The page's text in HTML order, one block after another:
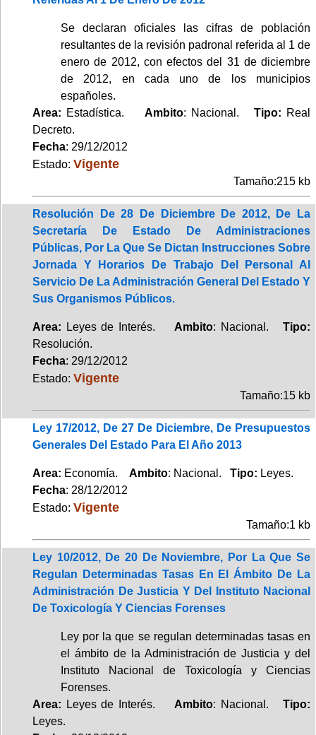
Se declaran oficiales las cifras de población
resultantes de la revisión padronal referida al 1 de
enero de 2012, con efectos del 31 de diciembre
de 2012, en cada uno de los municipios
españoles.
Area: Estadística. Ambito: Nacional. Tipo: Real
Decreto.
Fecha: 29/12/2012
Estado: Vigente
Tamaño:215 kb
Resolución De 28 De Diciembre De 2012, De La
Secretaría De Estado De Administraciones
Públicas, Por La Que Se Dictan Instrucciones Sobre
Jornada Y Horarios De Trabajo Del Personal Al
Servicio De La Administración General Del Estado Y
Sus Organismos Públicos.
Area: Leyes de Interés. Ambito: Nacional.Tipo:
Resolución.
Fecha: 29/12/2012
Estado: Vigente
Tamaño:15 kb
Ley 17/2012, De 27 De Diciembre, De Presupuestos
Generales Del Estado Para El Año 2013
Area: Economía. Ambito: Nacional. Tipo: Leyes.
Fecha: 28/12/2012
Estado: Vigente
Tamaño:1 kb
Ley 10/2012, De 20 De Noviembre, Por La Que Se
Regulan Determinadas Tasas En El Ámbito De La
Administración De Justicia Y Del Instituto Nacional
De Toxicología Y Ciencias Forenses
Ley por la que se regulan determinadas tasas en
el ámbito de la Administración de Justicia y del
Instituto Nacional de Toxicología y Ciencias
Forenses.
Area: Leyes de Interés. Ambito: Nacional.Tipo:
Leyes.